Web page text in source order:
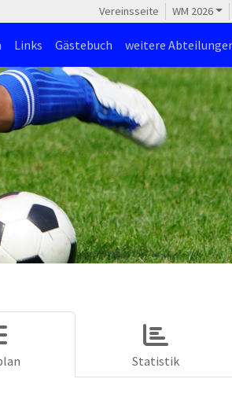
Vereinsseite WM 2026
Links Gästebuch weitere
Statistik